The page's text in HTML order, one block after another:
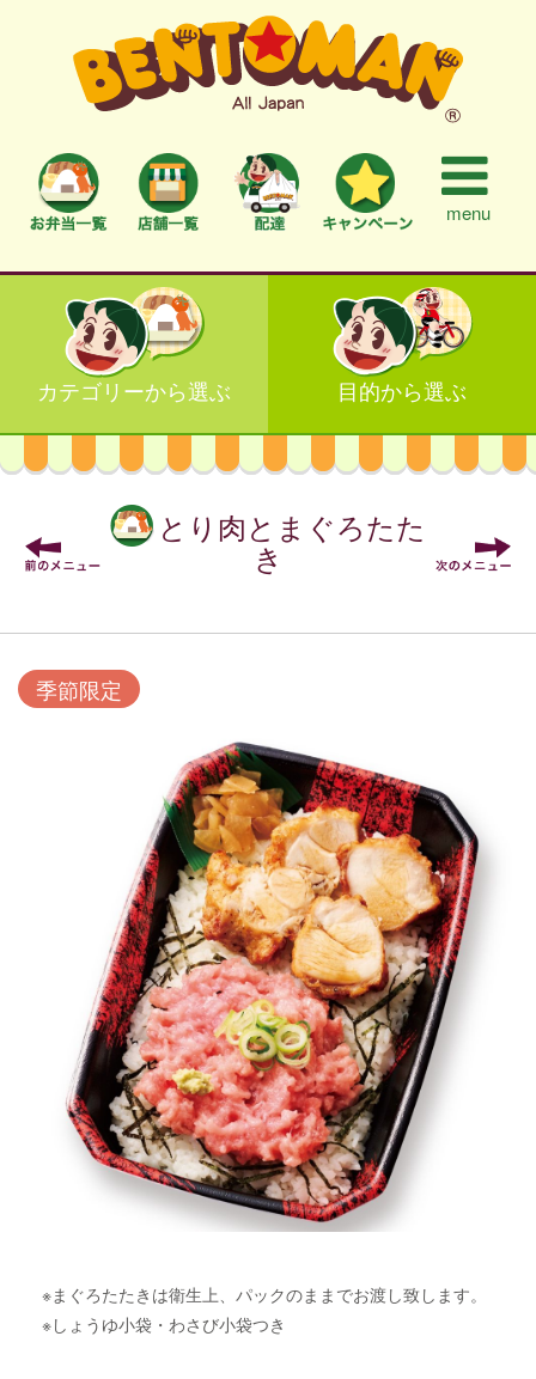
menu
カテゴリーから選ぶ 目的から選ぶ
とり肉とまぐろたた
き
季節限定
※まぐろたたきは衛生上、パックのままでお渡し致します。
※しょうゆ小袋・わさび小袋つき